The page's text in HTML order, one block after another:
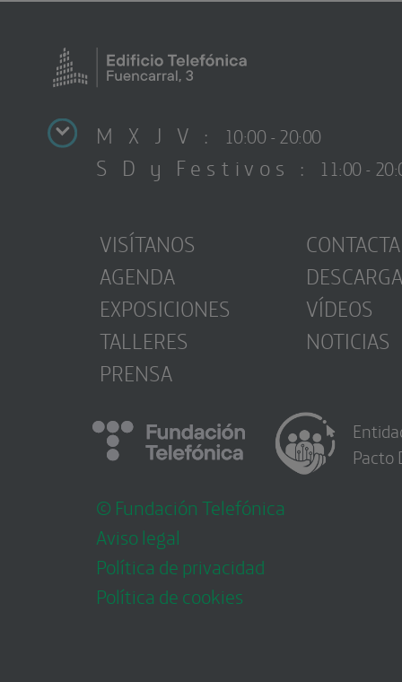
M X J V : 10:00 - 20:00
S D y Festivos : 11:00 -
VISÍTANOS
AGENDA
EXPOSICIONES
TALLERES
PRENSA
CONTACTA
VÍDEOS
NOTICIAS
© Fundación Telefónica
Aviso legal
Política de privacidad
Política de cookies
Pacto